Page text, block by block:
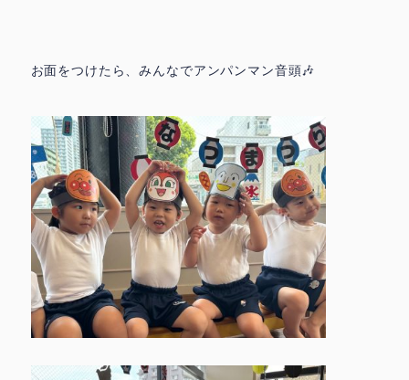
お面をつけたら、みんなでアンパンマン音頭🎶